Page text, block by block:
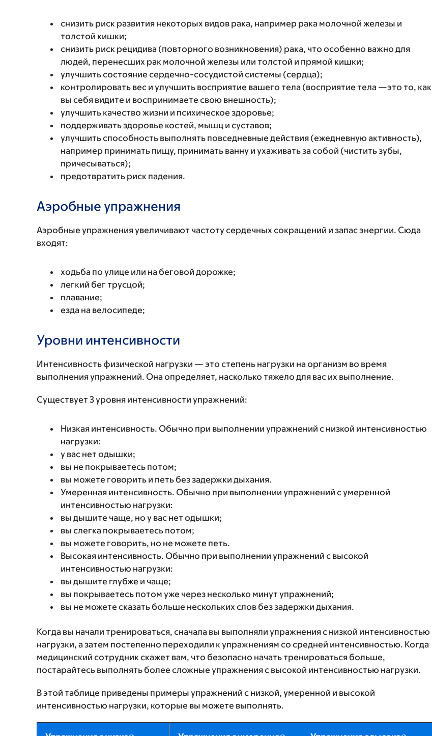
снизить риск развития некоторых видов рака, например рака молочной железы и
толстой кишки;
снизить риск рецидива (повторного возникновения) рака, что особенно важно для
людей, перенесших рак молочной железы или толстой и прямой кишки;
улучшить состояние сердечно-сосудистой системы (сердца);
контролировать вес и улучшить восприятие вашего тела (восприятие тела —это то, как
вы себя видите и воспринимаете свою внешность);
улучшить качество жизни и психическое здоровье;
поддерживать здоровье костей, мышц и суставов;
улучшить способность выполнять повседневные действия (ежедневную активность),
например принимать пищу, принимать ванну и ухаживать за собой (чистить зубы,
причесываться);
предотвратить риск падения.
Аэробные упражнения
Аэробные упражнения увеличивают частоту сердечных сокращений и запас энергии. Сюда
входят:
ходьба по улице или на беговой дорожке;
легкий бег трусцой;
плавание;
езда на велосипеде;
Уровни интенсивности
Интенсивность физической нагрузки — это степень нагрузки на организм во время
выполнения упражнений. Она определяет, насколько тяжело для вас их выполнение.
Существует 3 уровня интенсивности упражнений:
Низкая интенсивность. Обычно при выполнении упражнений с низкой интенсивностью
нагрузки:
у вас нет одышки;
вы не покрываетесь потом;
вы можете говорить и петь без задержки дыхания.
Умеренная интенсивность. Обычно при выполнении упражнений с умеренной
интенсивностью нагрузки:
вы дышите чаще, но у вас нет одышки;
вы слегка покрываетесь потом;
вы можете говорить, но не можете петь.
Высокая интенсивность. Обычно при выполнении упражнений с высокой
интенсивностью нагрузки:
вы дышите глубже и чаще;
вы покрываетесь потом уже через несколько минут упражнений;
вы не можете сказать больше нескольких слов без задержки дыхания.
Когда вы начали тренироваться, сначала вы выполняли упражнения с низкой интенсивностью
нагрузки, а затем постепенно переходили к упражнениям со средней интенсивностью. Когда
медицинский сотрудник скажет вам, что безопасно начать тренироваться больше,
постарайтесь выполнять более сложные упражнения с высокой интенсивностью нагрузки.
В этой таблице приведены примеры упражнений с низкой, умеренной и высокой
интенсивностью нагрузки, которые вы можете выполнять.